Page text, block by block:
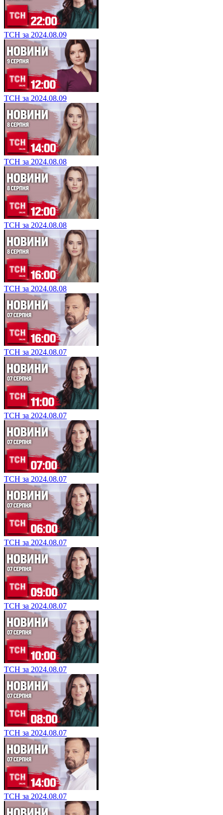
ТСН за 2024.08.09
ТСН за 2024.08.09
ТСН за 2024.08.08
ТСН за 2024.08.08
ТСН за 2024.08.08
ТСН за 2024.08.07
ТСН за 2024.08.07
ТСН за 2024.08.07
ТСН за 2024.08.07
ТСН за 2024.08.07
ТСН за 2024.08.07
ТСН за 2024.08.07
ТСН за 2024.08.07